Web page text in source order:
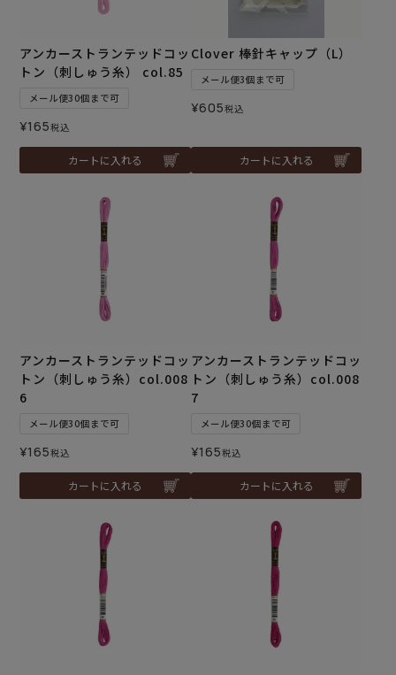
アンカーストランテッドコッ
トン（刺しゅう糸） col.85
メール便30個まで可
¥165税込
カートに入れる
Clover 棒針キャップ（L）
メール便3個まで可
¥605税込
カートに入れる
アンカーストランテッドコッ
トン（刺しゅう糸）col.008
6
メール便30個まで可
¥165税込
カートに入れる
アンカーストランテッドコッ
トン（刺しゅう糸）col.008
7
メール便30個まで可
¥165税込
カートに入れる